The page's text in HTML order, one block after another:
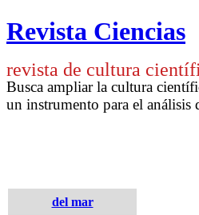
Revista Ciencias
revista de cultura
Busca ampliar la cultura
un instrumento para el análisis
del mar